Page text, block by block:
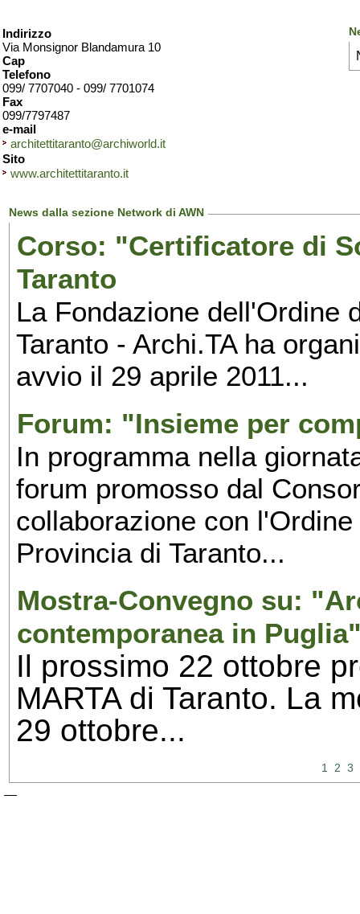
Indirizzo
Via Monsignor Blandamura 10
Cap
Telefono
099/ 7707040 - 099/ 7701074
Fax
099/7797487
e-mail
architettitaranto@archiworld.it
Sito
www.architettitaranto.it
News dalla sezione Network di AWN
Corso: "Certificatore di
Taranto
La Fondazione dell'Ordine
Taranto - Archi.TA ha
avvio il 29 aprile 2011...
Forum: "Insieme per
In programma nella
forum promosso dal
collaborazione con
Provincia di Taranto...
Mostra-Convegno su:
contemporanea in
Il prossimo 22 ottobre
MARTA di Taranto. La
29 ottobre...
1 2 3